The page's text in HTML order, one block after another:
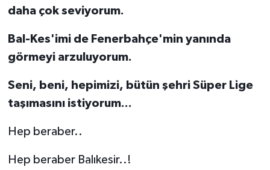
daha çok seviyorum.
Bal-Kes'imi de Fenerbahçe'min yanında
görmeyi arzuluyorum.
Seni, beni, hepimizi, bütün şehri Süper Lige
taşımasını istiyorum...
Hep beraber..
Hep beraber Balıkesir..!